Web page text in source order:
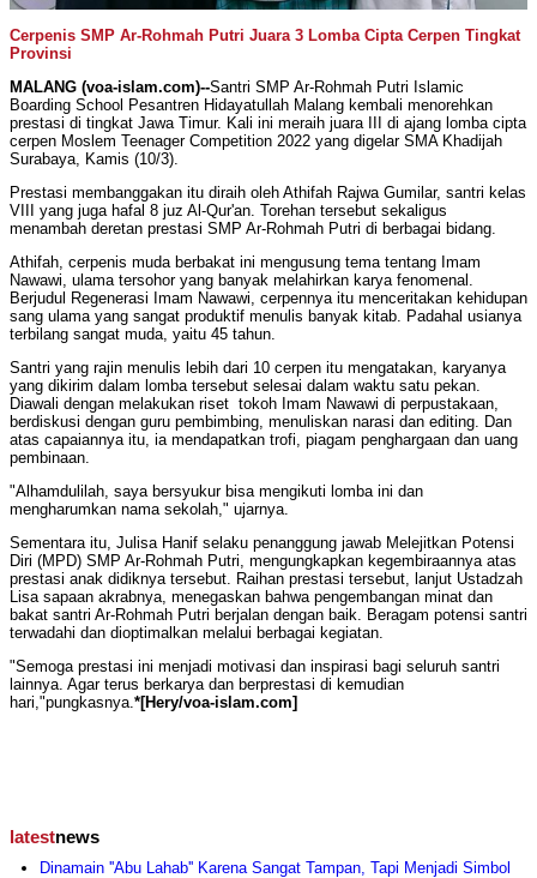
Cerpenis SMP Ar-Rohmah Putri Juara 3 Lomba Cipta Cerpen Tingkat
Provinsi
MALANG (voa-islam.com)--Santri SMP Ar-Rohmah Putri Islamic
Boarding School Pesantren Hidayatullah Malang kembali menorehkan
prestasi di tingkat Jawa Timur. Kali ini meraih juara III di ajang lomba cipta
cerpen Moslem Teenager Competition 2022 yang digelar SMA Khadijah
Surabaya, Kamis (10/3).
Prestasi membanggakan itu diraih oleh Athifah Rajwa Gumilar, santri kelas
VIII yang juga hafal 8 juz Al-Qur'an. Torehan tersebut sekaligus
menambah deretan prestasi SMP Ar-Rohmah Putri di berbagai bidang.
Athifah, cerpenis muda berbakat ini mengusung tema tentang Imam
Nawawi, ulama tersohor yang banyak melahirkan karya fenomenal.
Berjudul Regenerasi Imam Nawawi, cerpennya itu menceritakan kehidupan
sang ulama yang sangat produktif menulis banyak kitab. Padahal usianya
terbilang sangat muda, yaitu 45 tahun.
Santri yang rajin menulis lebih dari 10 cerpen itu mengatakan, karyanya
yang dikirim dalam lomba tersebut selesai dalam waktu satu pekan.
Diawali dengan melakukan riset tokoh Imam Nawawi di perpustakaan,
berdiskusi dengan guru pembimbing, menuliskan narasi dan editing. Dan
atas capaiannya itu, ia mendapatkan trofi, piagam penghargaan dan uang
pembinaan.
"Alhamdulilah, saya bersyukur bisa mengikuti lomba ini dan
mengharumkan nama sekolah," ujarnya.
Sementara itu, Julisa Hanif selaku penanggung jawab Melejitkan Potensi
Diri (MPD) SMP Ar-Rohmah Putri, mengungkapkan kegembiraannya atas
prestasi anak didiknya tersebut. Raihan prestasi tersebut, lanjut Ustadzah
Lisa sapaan akrabnya, menegaskan bahwa pengembangan minat dan
bakat santri Ar-Rohmah Putri berjalan dengan baik. Beragam potensi santri
terwadahi dan dioptimalkan melalui berbagai kegiatan.
"Semoga prestasi ini menjadi motivasi dan inspirasi bagi seluruh santri
lainnya. Agar terus berkarya dan berprestasi di kemudian
hari,"pungkasnya.*[Hery/voa-islam.com]
latestnews
Dinamain ''Abu Lahab'' Karena Sangat Tampan, Tapi Menjadi Simbol